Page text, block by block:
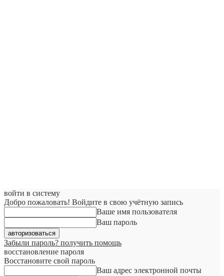
войти в систему
Добро пожаловать! Войдите в свою учётную запись
Ваше имя пользователя
Ваш пароль
Забыли пароль? получить помощь
восстановление пароля
Восстановите свой пароль
Ваш адрес электронной почты